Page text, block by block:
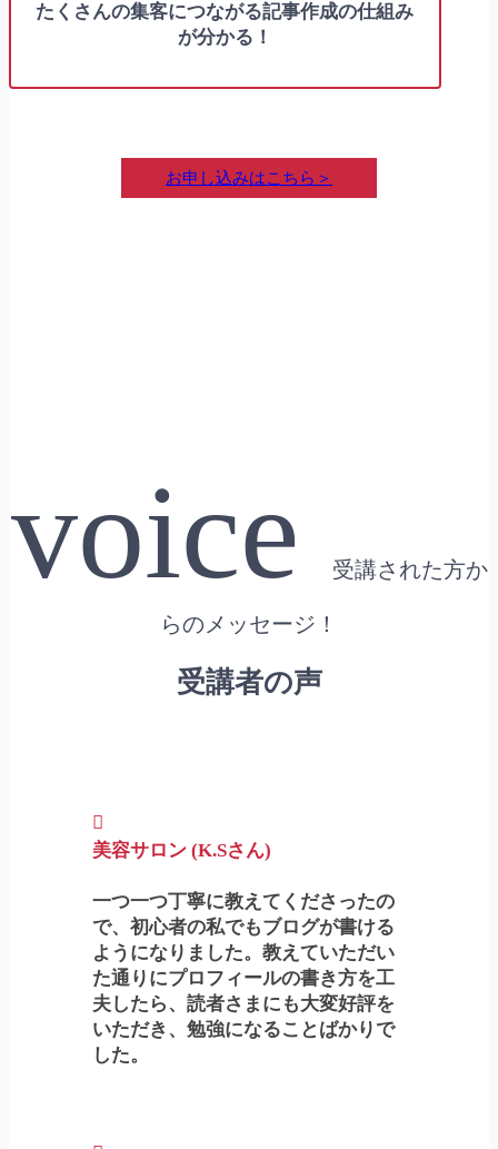
たくさんの集客につながる記事作成の仕組み
が分かる！
お申し込みはこちら＞
voice 受講された⽅か
らのメッセージ！
受講者の声
美容サロン (K.Sさん)
一つ一つ丁寧に教えてくださったの
で、初心者の私でもブログが書ける
ようになりました。教えていただい
た通りにプロフィールの書き方を工
夫したら、読者さまにも大変好評を
いただき、勉強になることばかりで
した。